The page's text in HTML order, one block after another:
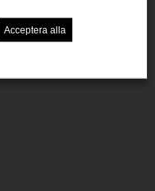
Acceptera alla